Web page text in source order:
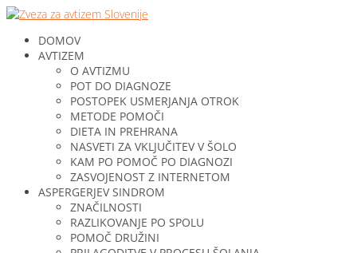
DOMOV
AVTIZEM
O AVTIZMU
POT DO DIAGNOZE
POSTOPEK USMERJANJA OTROK
METODE POMOČI
DIETA IN PREHRANA
NASVETI ZA VKLJUČITEV V ŠOLO
KAM PO POMOČ PO DIAGNOZI
ZASVOJENOST Z INTERNETOM
ASPERGERJEV SINDROM
ZNAČILNOSTI
RAZLIKOVANJE PO SPOLU
POMOČ DRUŽINI